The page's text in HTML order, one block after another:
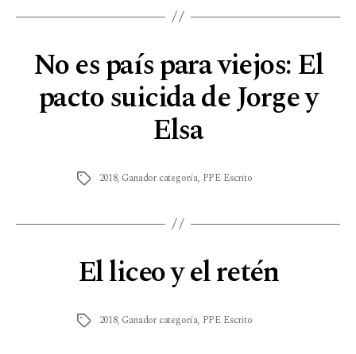
No es país para viejos: El
pacto suicida de Jorge y
Elsa
2018, Ganador categoría, PPE Escrito
El liceo y el retén
2018, Ganador categoría, PPE Escrito